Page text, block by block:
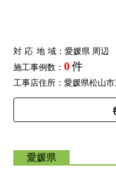
対応地域：愛媛県 周辺
施工事例数： 0件
工事店住所：愛媛県松山
愛媛県